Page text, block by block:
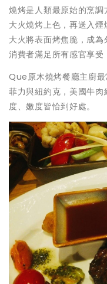
燒烤是人類最原始的烹
大火燒烤上色，再送入
大火將表面烤焦脆，成
消費者滿足所有感官享受
Que原木燒烤餐廳主廚最
菲力與紐約克，美國牛
度、嫩度皆恰到好處。